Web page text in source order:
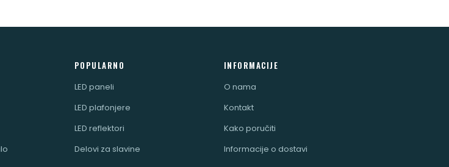
POPULARNO
LED paneli
LED plafonjere
LED reflektori
Delovi za slavine
INFORMACIJE
O nama
Kontakt
Kako poručiti
Informacije o dostavi